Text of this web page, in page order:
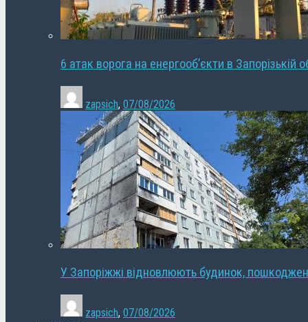
6 атак ворога на енергооб’єкти в Запорізькій
zapsich, 07/08/2026
У Запоріжжі відновлюють будинок,
zapsich, 07/08/2026